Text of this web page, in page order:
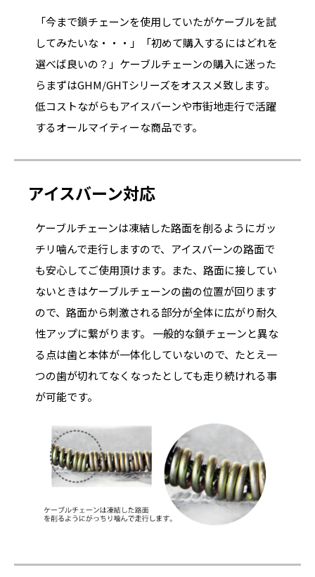
「今まで鎖チェーンを使用していたがケーブルを試
してみたいな・・・」「初めて購入するにはどれを
選べば良いの？」ケーブルチェーンの購入に迷った
らまずはGHM/GHTシリーズをオススメ致します。
低コストながらもアイスバーンや市街地走行で活躍
するオールマイティーな商品です。
アイスバーン対応
ケーブルチェーンは凍結した路面を削るようにガッ
チリ噛んで走行しますので、アイスバーンの路面で
も安心してご使用頂けます。また、路面に接してい
ないときはケーブルチェーンの歯の位置が回ります
ので、路面から刺激される部分が全体に広がり耐久
性アップに繋がります。 一般的な鎖チェーンと異な
る点は歯と本体が一体化していないので、たとえ一
つの歯が切れてなくなったとしても走り続けれる事
が可能です。